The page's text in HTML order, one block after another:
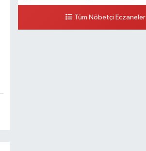
Tüm Nöbetçi Eczaneler